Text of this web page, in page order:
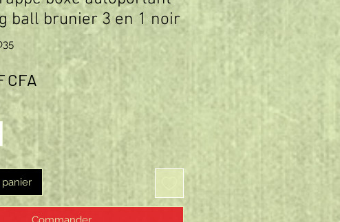
ball brunier 3 en 1 noir
CFA Prix